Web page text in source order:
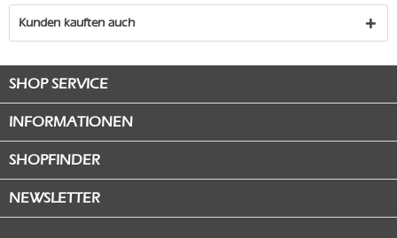
Kunden kauften auch
SHOP SERVICE
INFORMATIONEN
SHOPFINDER
NEWSLETTER